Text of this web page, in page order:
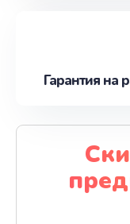
Гарантия на